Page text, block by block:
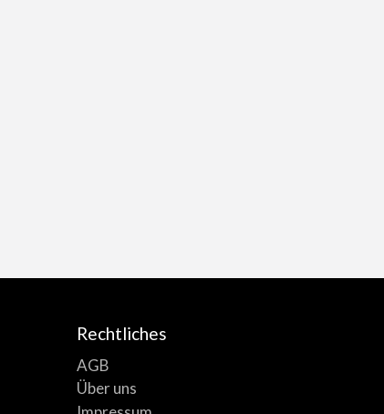
Rechtliches
AGB
Über uns